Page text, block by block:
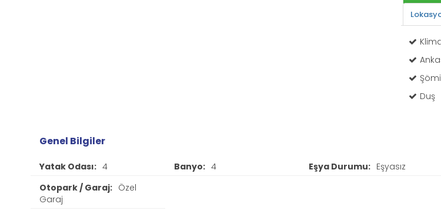
Duş
Genel Bilgiler
Yatak Odası: 4 Banyo: 4 Eşya Durumu: Eşyasız
Otopark / Garaj: Özel
Garaj